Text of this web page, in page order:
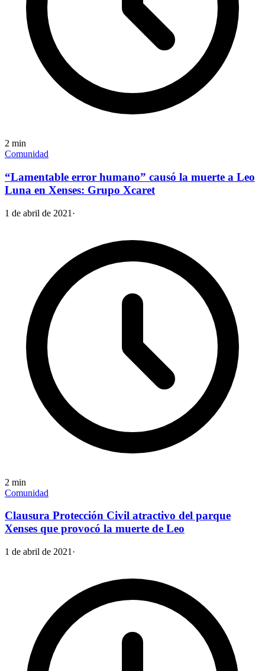
2 min
Comunidad
“Lamentable error humano” causó la muerte a Leo
Luna en Xenses: Grupo Xcaret
1 de abril de 2021 ·
2 min
Comunidad
Clausura Protección Civil atractivo del parque
Xenses que provocó la muerte de Leo
1 de abril de 2021 ·